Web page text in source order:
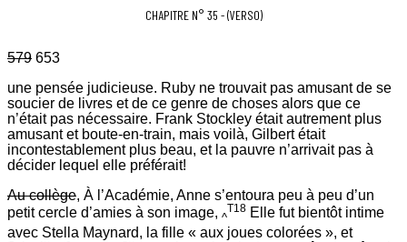
CHAPITRE N° 35 - (VERSO)
579 653
une pensée judicieuse. Ruby ne trouvait pas amusant de se
soucier de livres et de ce genre de choses alors que ce
n’était pas nécessaire. Frank Stockley était autrement plus
amusant et boute-en-train, mais voilà, Gilbert était
incontestablement plus beau, et la pauvre n’arrivait pas à
décider lequel elle préférait!
Au collège, À l’Académie, Anne s’entoura peu à peu d’un
petit cercle d’amies à son image, ^
T18 Elle fut bientôt intime
avec Stella Maynard, la fille « aux joues colorées », et